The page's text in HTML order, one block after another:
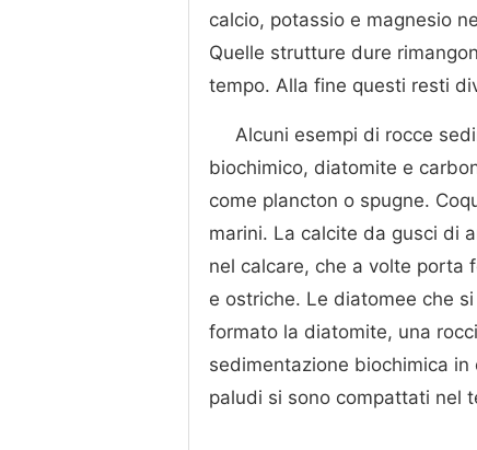
calcio, potassio e magnesio
Quelle strutture dure
tempo. Alla fine questi resti
Alcuni esempi di rocce
biochimico, diatomite e
come plancton o spugne.
marini. La calcite da gusci di
nel calcare, che a volte porta
e ostriche. Le diatomee che
formato la diatomite, una
sedimentazione biochimica
paludi si sono compattati nel